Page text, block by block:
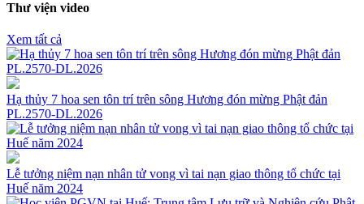
Thư viện video
Xem tất cả
Hạ thủy 7 hoa sen tôn trí trên sông Hương đón mừng Phật đản
PL.2570-DL.2026
Lễ tưởng niệm nạn nhân tử vong vì tai nạn giao thông tổ chức tại
Huế năm 2024